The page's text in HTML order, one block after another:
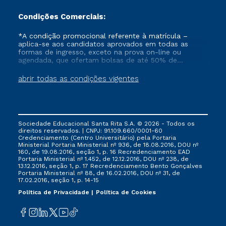
Condições Comerciais:
abrir todas as condições vigentes
*A condição promocional referente à matrícula –
aplica-se aos candidatos aprovados em todas as
formas de ingresso, exceto na prova on-line ou
agendada, que ofertam bolsas de até 50% de
que ainda não tenham efetivado e/ou não tenham
cancelado ou trancado sua matrícula em uma das
FIES, Prouni e outros programas governamentais, e
não se acumula com nenhuma outra campanha
ofertada pela Instituição.
Sociedade Educacional Santa Rita S.A. © 2026 - Todos os
direitos reservados. | CNPJ: 91.109.660/0001-60
Credenciamento (Centro Universitário) pela Portaria
Ministerial Portaria Ministerial nº 936, de 18.08.2016, DOU nº
160, de 19.08.2016, seção 1, p. 16 Recredenciamento EAD
Portaria Ministerial nº 1.452, de 12.12.2016, DOU nº 238, de
13.12.2016, seção 1, p. 17 Recredenciamento Bento Gonçalves
Portaria Ministerial nº 88, de 16.02.2016, DOU nº 31, de
17.02.2016, seção 1, p. 14-15
Política de Privacidade
Política de Cookies